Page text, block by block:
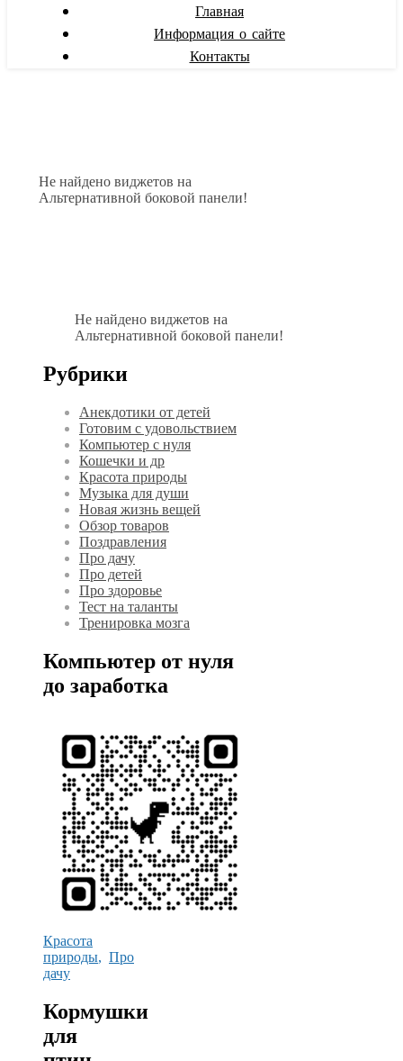
Главная
Информация о сайте
Контакты
Не найдено виджетов на
Альтернативной боковой панели!
Не найдено виджетов на
Альтернативной боковой панели!
Рубрики
Анекдотики от детей
Готовим с удовольствием
Компьютер с нуля
Кошечки и др
Красота природы
Музыка для души
Новая жизнь вещей
Обзор товаров
Поздравления
Про дачу
Про детей
Про здоровье
Тест на таланты
Тренировка мозга
Компьютер от нуля
до заработка
Красота
природы, Про
дачу
Кормушки
для